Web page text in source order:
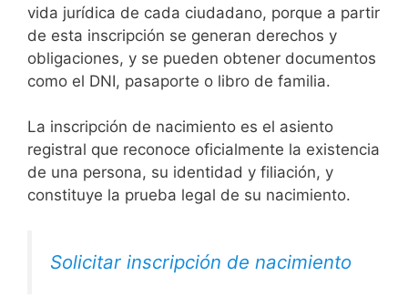
vida jurídica de cada ciudadano, porque a partir
de esta inscripción se generan derechos y
obligaciones, y se pueden obtener documentos
como el DNI, pasaporte o libro de familia.
La inscripción de nacimiento es el asiento
registral que reconoce oficialmente la existencia
de una persona, su identidad y filiación, y
constituye la prueba legal de su nacimiento.
Solicitar inscripción de nacimiento